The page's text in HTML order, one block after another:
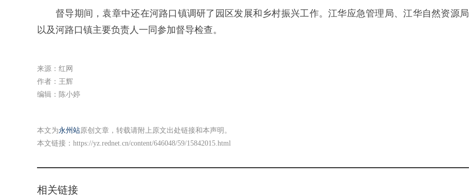
督导期间，袁章中还在河路口镇调研了园区发展和乡村振兴工作。江华应急管理局、江华自然资源局
以及河路口镇主要负责人一同参加督导检查。
来源：红网
作者：王辉
编辑：陈小婷
本文为永州站原创文章，转载请附上原文出处链接和本声明。
本文链接： https://yz.rednet.cn/content/646048/59/15842015.html
相关链接